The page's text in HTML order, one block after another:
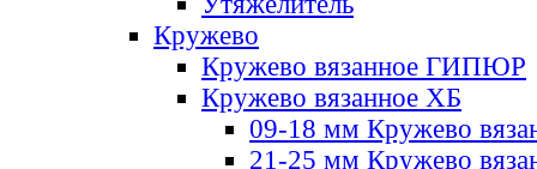
Кружево
Кружево вязанное ГИПЮР
Кружево вязанное ХБ
09-18 мм Кружево
21-25 мм Кружево